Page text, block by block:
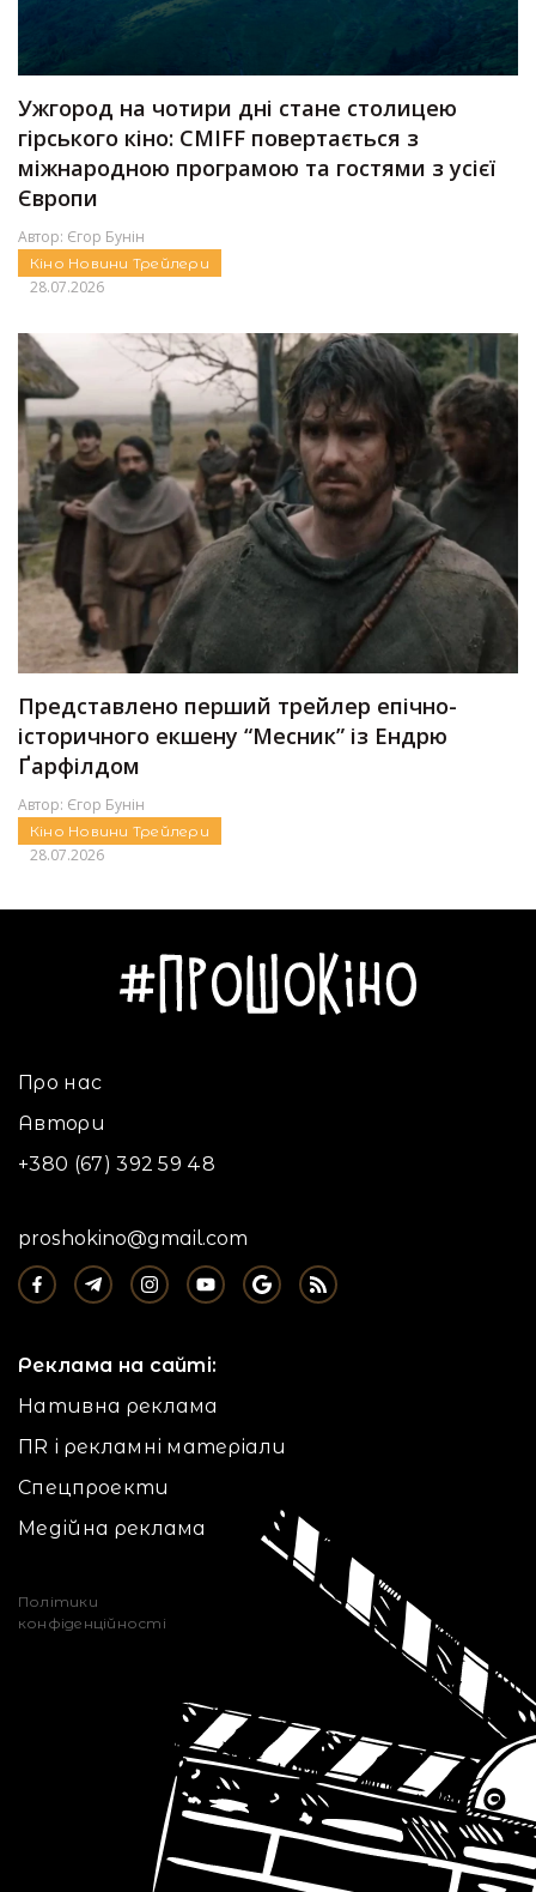
Ужгород на чотири дні стане столицею
гірського кіно: CMIFF повертається з
міжнародною програмою та гостями з усієї
Європи
Автор: Єгор Бунін
Кіно Новини Трейлери
28.07.2026
Представлено перший трейлер епічно-
історичного екшену “Месник” із Ендрю
Ґарфілдом
Автор: Єгор Бунін
Кіно Новини Трейлери
28.07.2026
Про нас
Автори
+380 (67) 392 59 48
proshokino@gmail.com
Реклама на сайті:
Нативна реклама
ПR і рекламні матеріали
Спецпроекти
Медійна реклама
Політики
конфіденційності